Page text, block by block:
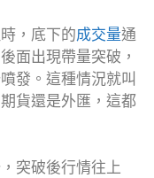
，底下的成交量通
面出現帶量突破，
發。這種情況就叫
貨還是外匯，這都
突破後行情往上